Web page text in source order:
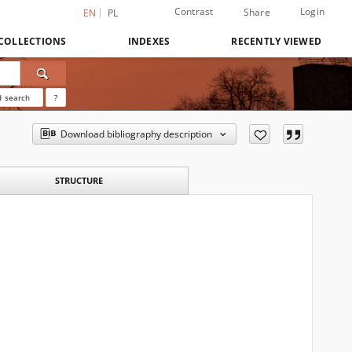
EN PL Contrast Share Login
INDEXES RECENTLY VIEWED
search ?
Download bibliography description
STRUCTURE